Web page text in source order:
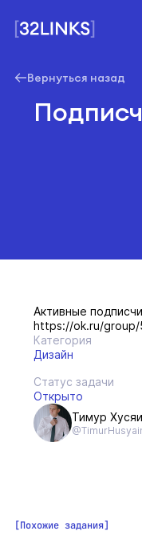
Вернуться назад
Активные
https://ok.ru/group/
Категория
Дизайн
Статус задачи
Открыто
Тимур
Похожие задания